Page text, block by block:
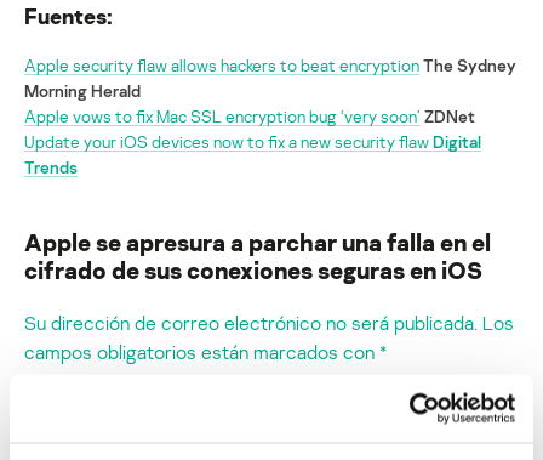
Fuentes:
Apple security flaw allows hackers to beat encryptionThe Sydney
Morning Herald
Apple vows to fix Mac SSL encryption bug ‘very soon’ ZDNet
Update your iOS devices now to fix a new security flawDigital
Trends
Apple se apresura a parchar una falla en el
cifrado de sus conexiones seguras en iOS
Su dirección de correo electrónico no será publicada. Los
campos obligatorios están marcados con *